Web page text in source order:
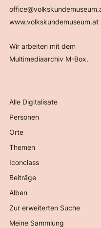
www.volkskundemuseum.at
Wir arbeiten mit dem
Multimediaarchiv M-Box.
Alle Digitalisate
Personen
Orte
Themen
Iconclass
Beiträge
Alben
Zur erweiterten Suche
Meine Sammlung